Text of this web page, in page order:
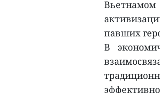
павших
В